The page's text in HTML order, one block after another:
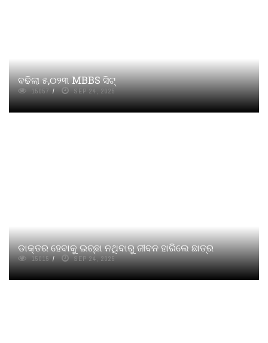
ବଢିଲା ୫,୦୨୩ MBBS ସିଟ୍
15057 SEP 24, 2025
ଡାକ୍ତର ହେବାକୁ ଇଚ୍ଛା ନଥିବାରୁ ଜୀବନ ହାରିଲେ ଛାତ୍ର
15015 SEP 24, 2025